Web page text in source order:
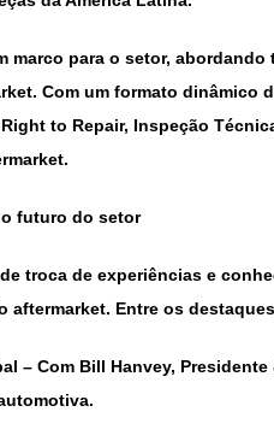
marco para o setor,
Com um formato dinâmico
to Repair, Inspeção
futuro do setor
troca de experiências e
aftermarket. Entre os
– Com Bill Hanvey,